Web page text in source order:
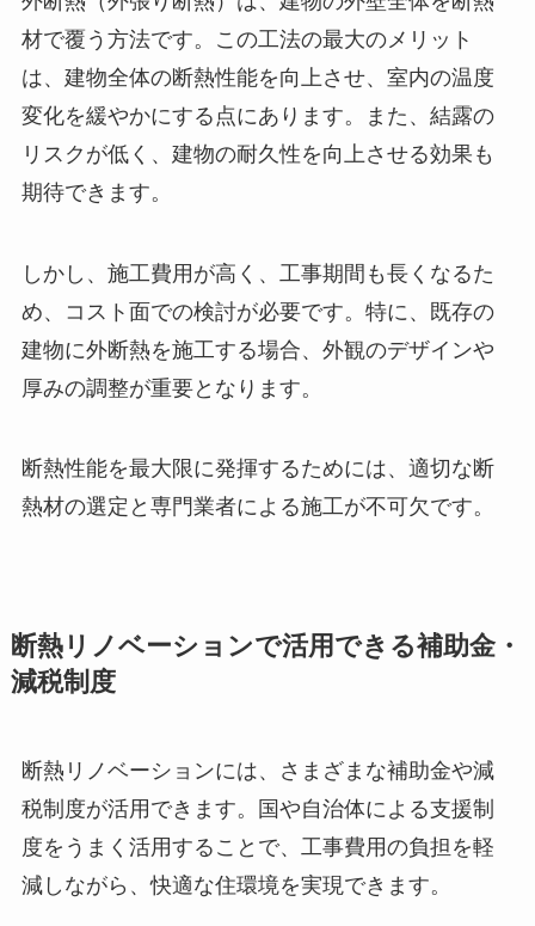
材で覆う方法です。この工法の最大のメリット
は、建物全体の断熱性能を向上させ、室内の温度
変化を緩やかにする点にあります。また、結露の
リスクが低く、建物の耐久性を向上させる効果も
期待できます。
しかし、施工費用が高く、工事期間も長くなるた
め、コスト面での検討が必要です。特に、既存の
建物に外断熱を施工する場合、外観のデザインや
厚みの調整が重要となります。
断熱性能を最大限に発揮するためには、適切な断
熱材の選定と専門業者による施工が不可欠です。
断熱リノベーションで活用できる補助金・
減税制度
断熱リノベーションには、さまざまな補助金や減
税制度が活用できます。国や自治体による支援制
度をうまく活用することで、工事費用の負担を軽
減しながら、快適な住環境を実現できます。